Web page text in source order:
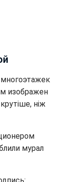
изображен
ніж
мурал